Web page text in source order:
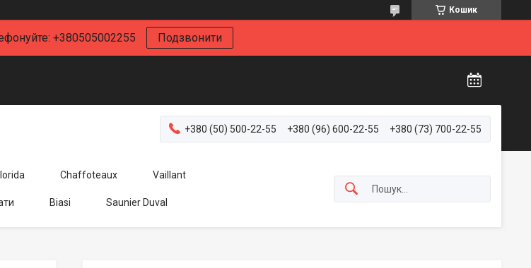
Кошик
+380505002255 Подзвонити
+380 (50) 500-22-55 +380 (96) 600-22-55 +380 (73) 700-22-55
Chaffoteaux Vaillant
Biasi Saunier Duval